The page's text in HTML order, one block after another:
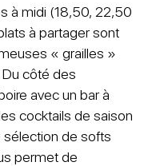
à midi (18,50, 22,50
à partager sont
« grailles »
côté des
avec un bar à
cocktails de saison
sélection de softs
permet de